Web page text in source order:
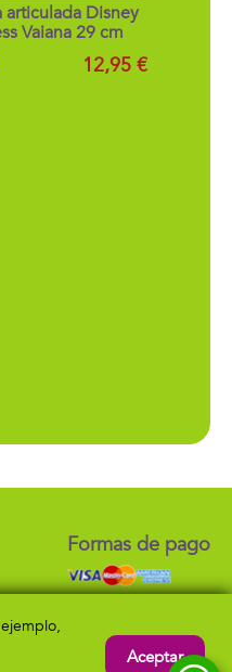
articulada Disney
Vaiana 29 cm
12,95 €
Formas de pago
Aceptar